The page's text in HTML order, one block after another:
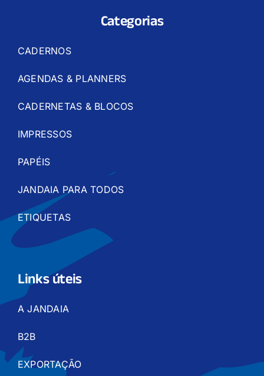
Categorias
CADERNOS
AGENDAS & PLANNERS
CADERNETAS & BLOCOS
IMPRESSOS
PAPÉIS
JANDAIA PARA TODOS
ETIQUETAS
Links úteis
A JANDAIA
B2B
EXPORTAÇÃO